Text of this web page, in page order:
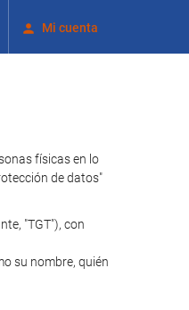
Mi cuenta
físicas en lo
de datos"
"TGT"), con
su nombre, quién